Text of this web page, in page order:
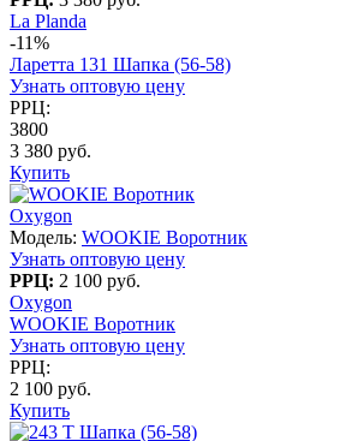
La Planda
-11%
Ларетта 131 Шапка (56-58)
Узнать оптовую цену
РРЦ:
3800
3 380 руб.
Купить
Oxygon
Модель: WOOKIE Воротник
Узнать оптовую цену
РРЦ: 2 100 руб.
Oxygon
WOOKIE Воротник
Узнать оптовую цену
РРЦ:
2 100 руб.
Купить